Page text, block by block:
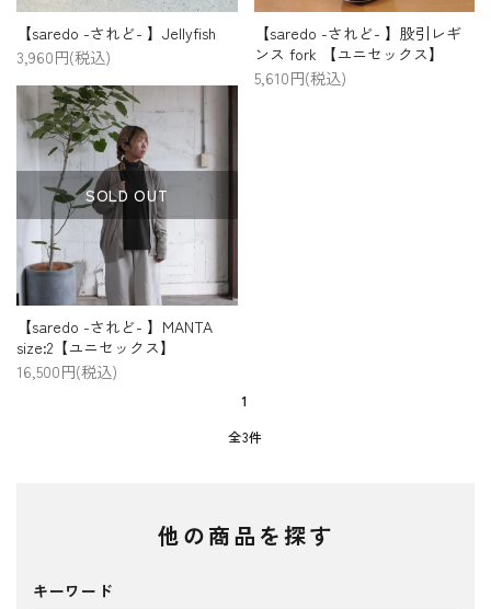
お問い合わせ
【saredo -されど- 】Jellyfish
3,960円(税込)
【saredo -されど- 】股引レギ
ンス fork 【ユニセックス】
5,610円(税込)
SOLD OUT
【saredo -されど- 】MANTA
size:2【ユニセックス】
16,500円(税込)
1
全3件
他の商品を探す
キーワード